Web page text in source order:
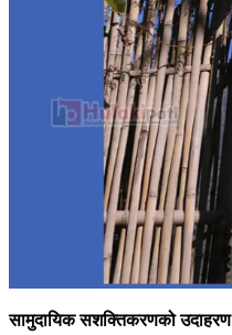
सामुदायिक सशक्तिकरणको उदाहरण